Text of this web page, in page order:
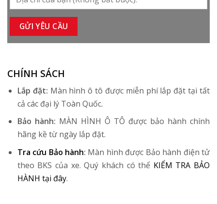
CHÍNH SÁCH
Lắp đặt: Màn hình ô tô được miễn phí lắp đặt tại tất
cả các đại lý Toàn Quốc.
Bảo hành: MÀN HÌNH Ô TÔ được bảo hành chính
hãng kề từ ngày lắp đặt.
Tra cứu Bảo hành: Màn hình được Bảo hành điện tử
theo BKS của xe. Quý khách có thể KIỂM TRA BẢO
HÀNH tại đây.